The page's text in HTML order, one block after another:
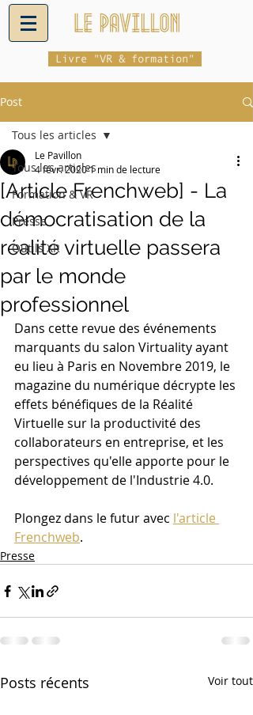
Livre "VR & formation"
Post
Tous les articles
Formation & VR
Presse
Outils XR
Tous les articles
[Article Frenchweb] - La
démocratisation de la
réalité virtuelle passera
par le monde
professionnel
Le Pavillon
4 févr. 20201 min de lecture
Dans cette revue des événements
marquants du salon Virtuality ayant
eu lieu à Paris en Novembre 2019, le
magazine du numérique décrypte les
effets bénéfiques de la Réalité
Virtuelle sur la productivité des
collaborateurs en entreprise, et les
perspectives qu'elle apporte pour le
développement de l'Industrie 4.0.
Plongez dans le futur avec l'article
Frenchweb.
Presse
Posts récents Voir tout